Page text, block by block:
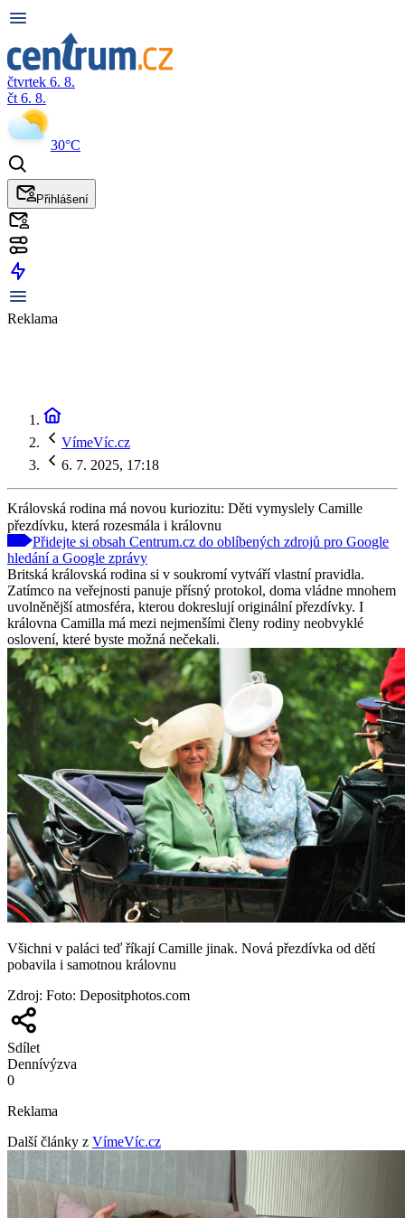
čtvrtek 6. 8.
čt 6. 8.
30°C
Přihlášení
Reklama
VímeVíc.cz
6. 7. 2025, 17:18
Královská rodina má novou kuriozitu: Děti vymyslely Camille
přezdívku, která rozesmála i královnu
Přidejte si obsah Centrum.cz do oblíbených zdrojů pro Google
hledání a Google zprávy
Britská královská rodina si v soukromí vytváří vlastní pravidla.
Zatímco na veřejnosti panuje přísný protokol, doma vládne mnohem
uvolněnější atmosféra, kterou dokreslují originální přezdívky. I
královna Camilla má mezi nejmenšími členy rodiny neobvyklé
oslovení, které byste možná nečekali.
Všichni v paláci teď říkají Camille jinak. Nová přezdívka od dětí
pobavila i samotnou královnu
Zdroj: Foto: Depositphotos.com
Sdílet
Dennívýzva
0
Reklama
Další články z VímeVíc.cz